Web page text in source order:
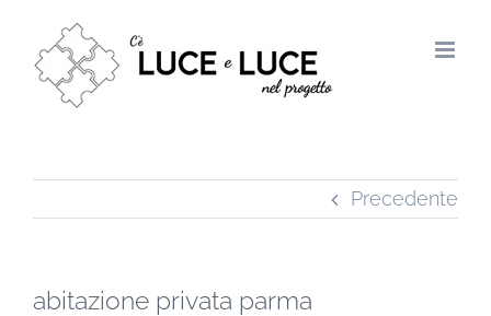
contenuto
Precedente
abitazione privata parma